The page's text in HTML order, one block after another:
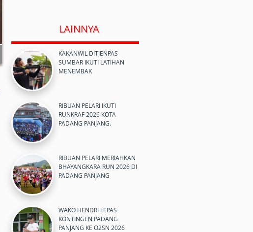
LAINNYA
KAKANWIL DITJENPAS
SUMBAR IKUTI LATIHAN
MENEMBAK
RIBUAN PELARI IKUTI
RUNKRAF 2026 KOTA
PADANG PANJANG.
RIBUAN PELARI MERIAHKAN
BHAYANGKARA RUN 2026 DI
PADANG PANJANG
WAKO HENDRI LEPAS
KONTINGEN PADANG
PANJANG KE O2SN 2026